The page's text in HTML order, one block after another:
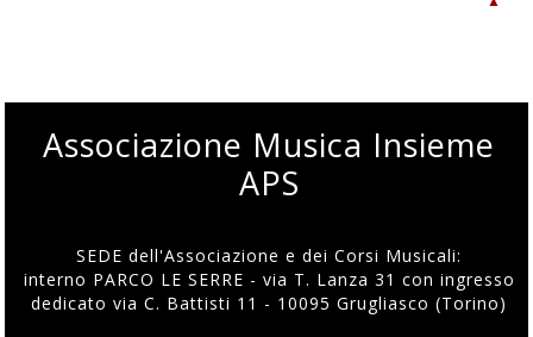
Associazione Musica Insieme
APS
SEDE dell'Associazione e dei Corsi Musicali:
interno PARCO LE SERRE - via T. Lanza 31 con ingresso
dedicato via C. Battisti 11 - 10095 Grugliasco (Torino)